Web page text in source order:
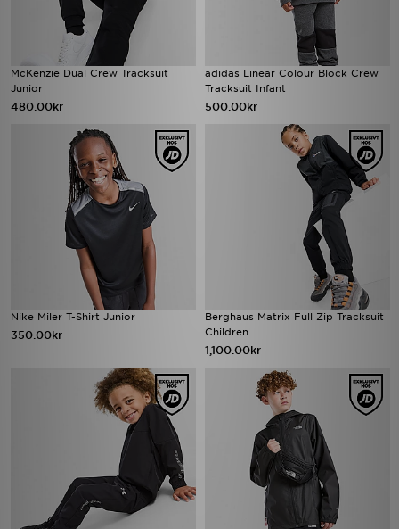
McKenzie Dual Crew Tracksuit
Junior
480.00kr
adidas Linear Colour Block Crew
Tracksuit Infant
500.00kr
Nike Miler T-Shirt Junior
350.00kr
Berghaus Matrix Full Zip Tracksuit
Children
1,100.00kr